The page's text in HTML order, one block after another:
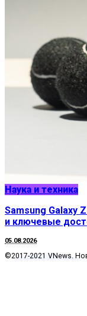
Наука и техника
Samsung Galaxy
и ключевые
05.08.2026
©2017-2021 VNews.